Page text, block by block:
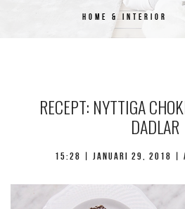
HOME & INTERIOR
RECEPT: NYTTIGA
DADLAR
15:28 | januari 29, 2018 |